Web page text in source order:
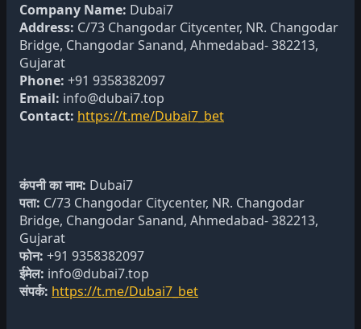
Company Name: Dubai7
Address: C/73 Changodar Citycenter, NR. Changodar
Bridge, Changodar Sanand, Ahmedabad- 382213,
Gujarat
Phone: +91 9358382097
Email: info@dubai7.top
Contact: https://t.me/Dubai7_bet
कंपनी का नाम: Dubai7
पता: C/73 Changodar Citycenter, NR. Changodar
Bridge, Changodar Sanand, Ahmedabad- 382213,
Gujarat
फोन: +91 9358382097
ईमेल: info@dubai7.top
संपर्क: https://t.me/Dubai7_bet